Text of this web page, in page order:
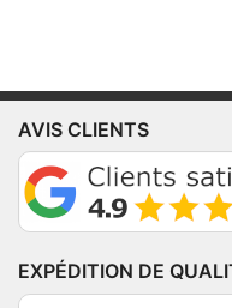
AVIS CLIENTS
EXPÉDITION DE